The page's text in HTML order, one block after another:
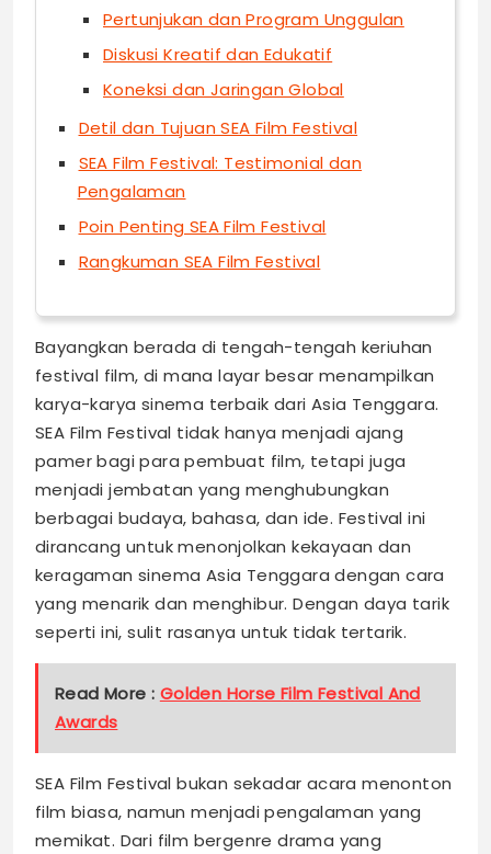
Pertunjukan dan Program Unggulan
Diskusi Kreatif dan Edukatif
Koneksi dan Jaringan Global
Detil dan Tujuan SEA Film Festival
SEA Film Festival: Testimonial dan
Pengalaman
Poin Penting SEA Film Festival
Rangkuman SEA Film Festival
Bayangkan berada di tengah-tengah keriuhan
festival film, di mana layar besar menampilkan
karya-karya sinema terbaik dari Asia Tenggara.
SEA Film Festival tidak hanya menjadi ajang
pamer bagi para pembuat film, tetapi juga
menjadi jembatan yang menghubungkan
berbagai budaya, bahasa, dan ide. Festival ini
dirancang untuk menonjolkan kekayaan dan
keragaman sinema Asia Tenggara dengan cara
yang menarik dan menghibur. Dengan daya tarik
seperti ini, sulit rasanya untuk tidak tertarik.
Read More : Golden Horse Film Festival And
Awards
SEA Film Festival bukan sekadar acara menonton
film biasa, namun menjadi pengalaman yang
memikat. Dari film bergenre drama yang